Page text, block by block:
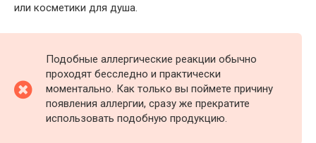
или косметики для душа.
Подобные аллергические реакции обычно
проходят бесследно и практически
моментально. Как только вы поймете причину
появления аллергии, сразу же прекратите
использовать подобную продукцию.